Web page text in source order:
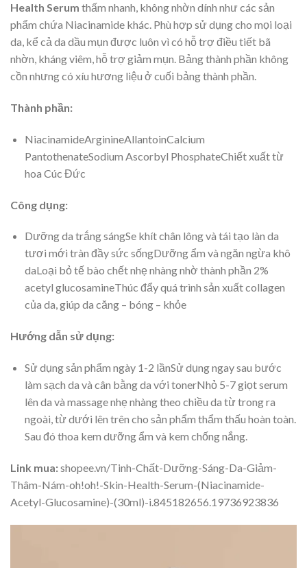
Health Serum thấm nhanh, không nhờn dính như các sản
phẩm chứa Niacinamide khác. Phù hợp sử dụng cho mọi loại
da, kể cả da dầu mụn được luôn vì có hỗ trợ điều tiết bã
nhờn, kháng viêm, hỗ trợ giảm mụn. Bảng thành phần không
cồn nhưng có xíu hương liệu ở cuối bảng thành phần.
Thành phần:
NiacinamideArginineAllantoinCalcium
PantothenateSodium Ascorbyl PhosphateChiết xuất từ
hoa Cúc Đức
Công dụng:
Dưỡng da trắng sángSe khít chân lông và tái tạo làn da
tươi mới tràn đầy sức sốngDưỡng ẩm và ngăn ngừa khô
daLoại bỏ tế bào chết nhẹ nhàng nhờ thành phần 2%
acetyl glucosamineThúc đẩy quá trình sản xuất collagen
của da, giúp da căng – bóng – khỏe
Hướng dẫn sử dụng:
Sử dụng sản phẩm ngày 1-2 lầnSử dụng ngay sau bước
làm sạch da và cân bằng da với tonerNhỏ 5-7 giọt serum
lên da và massage nhẹ nhàng theo chiều da từ trong ra
ngoài, từ dưới lên trên cho sản phẩm thẩm thấu hoàn toàn.
Sau đó thoa kem dưỡng ẩm và kem chống nắng.
Link mua:shopee.vn/Tinh-Chất-Dưỡng-Sáng-Da-Giảm-
Thâm-Nám-oh!oh!-Skin-Health-Serum-(Niacinamide-
Acetyl-Glucosamine)-(30ml)-i.845182656.19736923836